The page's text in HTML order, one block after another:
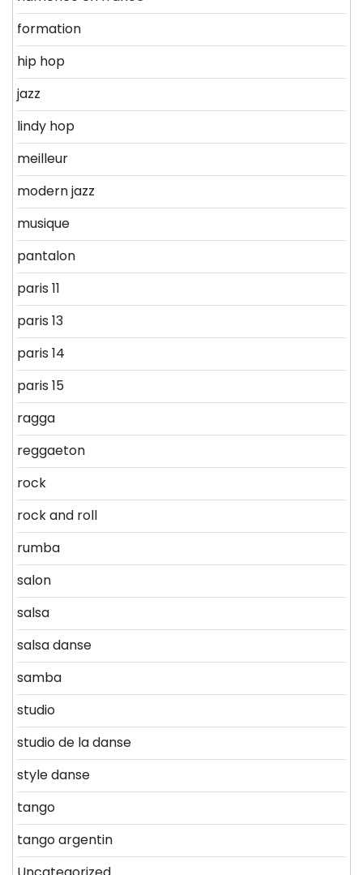
formation
hip hop
jazz
lindy hop
meilleur
modern jazz
musique
pantalon
paris 11
paris 13
paris 14
paris 15
ragga
reggaeton
rock
rock and roll
rumba
salon
salsa
salsa danse
samba
studio
studio de la danse
style danse
tango
tango argentin